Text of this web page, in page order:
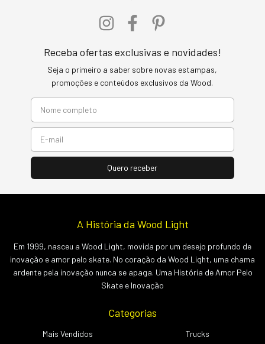
Receba ofertas exclusivas e novidades!
Seja o primeiro a saber sobre novas estampas,
promoções e conteúdos exclusivos da Wood.
A História da Wood Light
Em 1999, nasceu a Wood Light, movida por um desejo profundo de
inovação e amor pelo skate. No coração da Wood Light, uma chama
ardente pela inovação nunca se apaga. Uma História de Amor Pelo
Skate e Inovação
Categorias
Mais Vendidos
Trucks